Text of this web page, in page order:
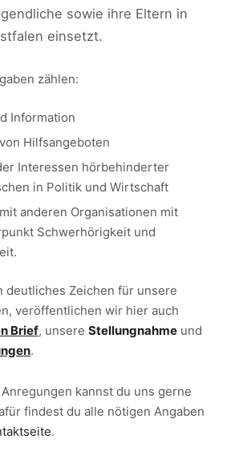
sowie ihre Eltern in
einsetzt.
zählen:
Information
Hilfsangeboten
Interessen hörbehinderter
in Politik und Wirtschaft
anderen Organisationen mit
Schwerhörigkeit und
deutliches Zeichen für unsere
veröffentlichen wir hier auch
Brief, unsere Stellungnahme und
.
kannst du uns gerne
findest du alle nötigen Angaben
.